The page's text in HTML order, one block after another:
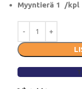
Myyntierä 1 /kpl